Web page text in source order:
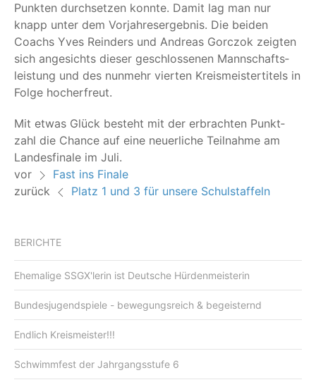
Punk­ten durch­set­zen konn­te. Damit lag man nur
knapp unter dem Vor­jah­res­er­geb­nis. Die bei­den
Coachs Yves Reinders und Andre­as Gor­c­zok zeig­ten
sich ange­sichts die­ser geschlos­se­nen Mann­schafts­
leis­tung und des nun­mehr vier­ten Kreis­meis­ter­ti­tels in
Fol­ge hocherfreut.
Mit etwas Glück besteht mit der erbrach­ten Punkt­
zahl die Chan­ce auf eine neu­er­li­che Teil­nah­me am
Lan­des­fi­na­le im Juli.
vor
Fast ins Finale
zurück
Platz 1 und 3 für unsere Schulstaffeln
BERICHTE
Ehemalige SSGX'lerin ist Deutsche Hürdenmeisterin
Bundesjugendspiele - bewegungsreich & begeisternd
Endlich Kreismeister!!!
Schwimmfest der Jahrgangsstufe 6